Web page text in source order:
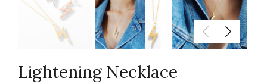
Lightening Necklace